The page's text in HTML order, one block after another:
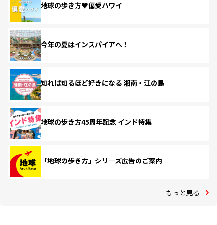
地球の歩き方♥偏愛ハワイ
今年の夏はインスパイアへ！
知れば知るほど好きになる 湘南・江の島
地球の歩き方45周年記念 インド特集
「地球の歩き方」シリーズ広告のご案内
もっと見る